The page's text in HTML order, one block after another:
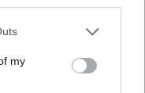
my
MICHELIN
την
Τελετή